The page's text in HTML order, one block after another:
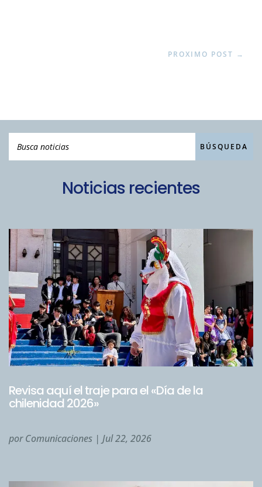
PROXIMO POST →
Noticias recientes
Revisa aquí el traje para el «Día de la
chilenidad 2026»
porComunicaciones | Jul 22, 2026